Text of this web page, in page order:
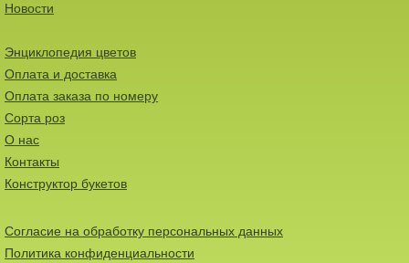
Новости
Энциклопедия цветов
Оплата и доставка
Оплата заказа по номеру
Сорта роз
О нас
Контакты
Конструктор букетов
Согласие на обработку персональных данных
Политика конфиденциальности